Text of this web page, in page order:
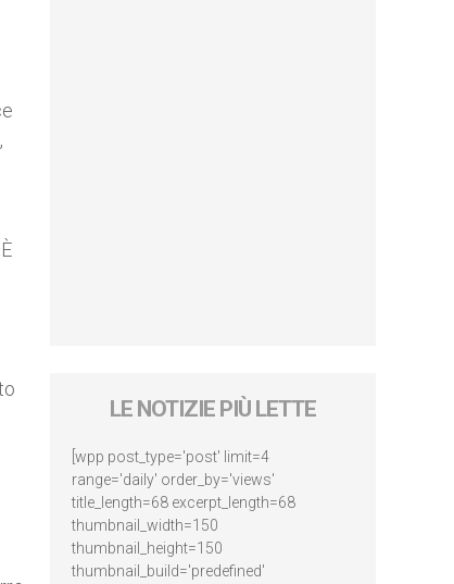
LE NOTIZIE PIÙ LETTE
[wpp post_type='post' limit=4
range='daily' order_by='views'
title_length=68 excerpt_length=68
thumbnail_width=150
thumbnail_height=150
thumbnail_build='predefined'